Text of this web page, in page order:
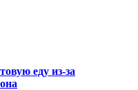
еду из-за